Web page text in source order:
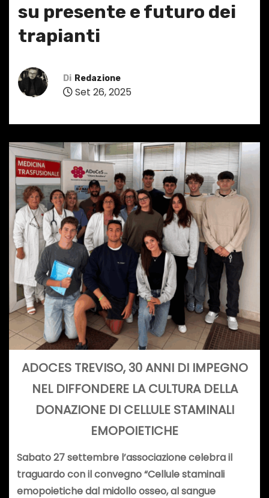
su presente e futuro dei
trapianti
Di Redazione
Set 26, 2025
ADOCES TREVISO, 30 ANNI DI IMPEGNO
NEL DIFFONDERE LA CULTURA DELLA
DONAZIONE DI CELLULE STAMINALI
EMOPOIETICHE
Sabato 27 settembre l’associazione celebra il
traguardo con il convegno “Cellule staminali
emopoietiche dal midollo osseo, al sangue